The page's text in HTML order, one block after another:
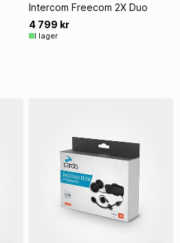
Intercom Freecom 2X Duo
4 799 kr
I lager